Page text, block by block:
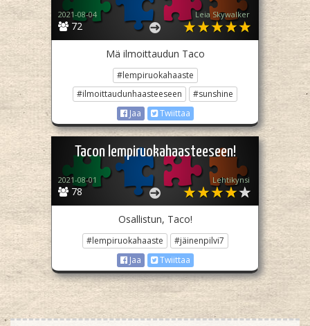
72
2021-08-04 Leia Skywalker
Mä ilmoittaudun Taco
#lempiruokahaaste
#ilmoittaudunhaasteeseen
#sunshine
Jaa
Twiittaa
Tacon lempiruokahaasteeseen!
78
2021-08-01 Lehtikynsi
Osallistun, Taco!
#lempiruokahaaste
#jäinenpilvi7
Jaa
Twiittaa